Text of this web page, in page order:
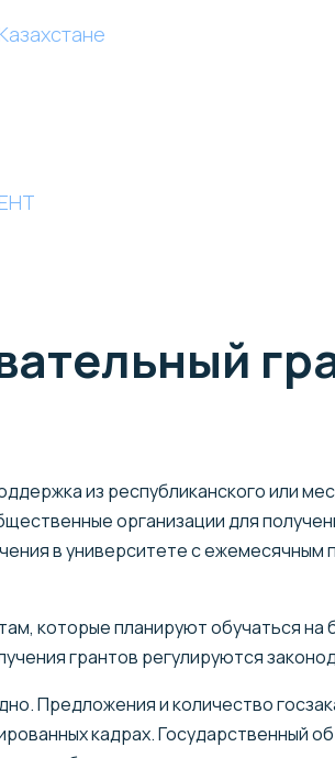
из республиканского или
организации для
в университете с ежемесячным
которые планируют обучаться на
грантов регулируются
Предложения и количество
кадрах. Государственный